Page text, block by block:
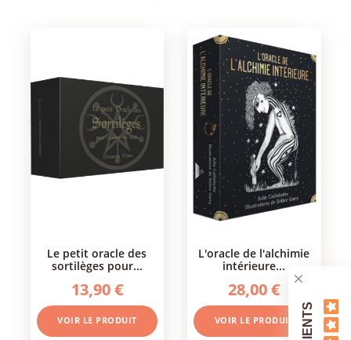
le petit oracle des
sortilèges pour...
13,90 €
VOIR LE PRODUIT
l'oracle de l'alchimie
intérieure...
28,00 €
VOIR LE PRODUIT